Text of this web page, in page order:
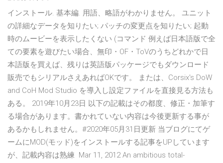
インストール. 基本編. 用語、略語がわかりません。 ユニット
の詳細なデータを知りたい; パッチの変更点を知りたい; 起動
時のムービーを表示したくない (コマンド 例えば日本語版で全
ての要素を遊びたい場合、無印・OF・ToVのうちどれかで日
本語版を買えば、残りは英語版パッケージでもダウンロード
販売でもシリアルさえあればOKです。 または、Corsix's DoW
and CoH Mod Studio を導入し設定ファイルを直接見る方法も
ある。 2019年10月23日 以下の記載はその都度、修正・加筆す
る場合があります。書かれていない内容は今後更新する事が
あるかもしれません。#2020年05月31日更新 当ブログにてゲ
ームにMOD(モッド)をインストールする記事をUPしています
が、記載内容は熟練 Mar 11, 2012 An ambitious total-